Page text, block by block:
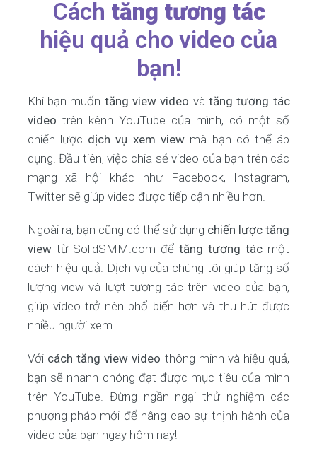
Cách tăng tương tác
hiệu quả cho video của
bạn!
Khi bạn muốn tăng view video và tăng tương tác
video trên kênh YouTube của mình, có một số
chiến lược dịch vụ xem view mà bạn có thể áp
dụng. Đầu tiên, việc chia sẻ video của bạn trên các
mạng xã hội khác như Facebook, Instagram,
Twitter sẽ giúp video được tiếp cận nhiều hơn.
Ngoài ra, bạn cũng có thể sử dụng chiến lược tăng
viewtừ SolidSMM.com đểtăng tương tác một
cách hiệu quả. Dịch vụ của chúng tôi giúp tăng số
lượng view và lượt tương tác trên video của bạn,
giúp video trở nên phổ biến hơn và thu hút được
nhiều người xem.
Với cách tăng view video thông minh và hiệu quả,
bạn sẽ nhanh chóng đạt được mục tiêu của mình
trên YouTube. Đừng ngần ngại thử nghiệm các
phương pháp mới để nâng cao sự thịnh hành của
video của bạn ngay hôm nay!